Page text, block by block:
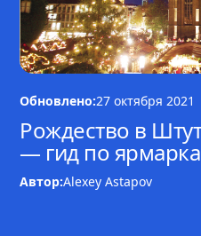
Обновлено:27 октября 2021
Рождество в
— гид по
Автор:Alexey Astapov